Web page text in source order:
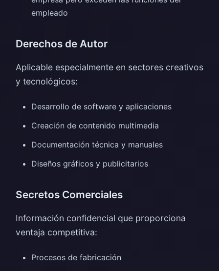
empleado
Derechos de Autor
Aplicable especialmente en sectores creativos
y tecnológicos:
Desarrollo de software y aplicaciones
Creación de contenido multimedia
Documentación técnica y manuales
Diseños gráficos y publicitarios
Secretos Comerciales
Información confidencial que proporciona
ventaja competitiva:
Procesos de fabricación